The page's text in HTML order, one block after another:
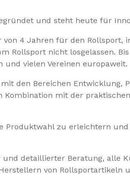
und steht heute für
4 Jahren für den Rollsport,
Rollsport nicht losgelassen.
vielen Vereinen europaweit.
den Bereichen Entwicklung,
mit der
zu erleichtern
detaillierter Beratung, alle
von